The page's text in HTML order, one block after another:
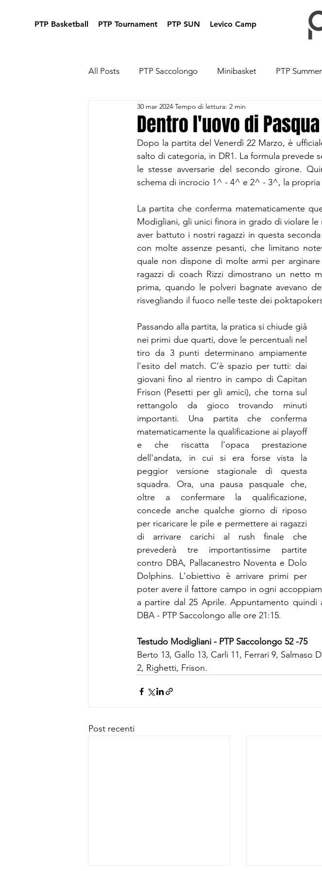
PTP Basketball PTP Tournament PTP SUN Levico Camp
All Posts PTP Saccolongo Minibasket PTP Summer
Dentro l'uovo di
30 mar 2024 Tempo di lettura: 2 min
Dopo la partita del Venerdì 22 Marzo, è
salto di categoria, in DR1. La formula prevede
le stesse avversarie del secondo girone.
schema di incrocio 1^ - 4^ e 2^ - 3^, la propria
La partita che conferma matematicamente
Modigliani, gli unici finora in grado di violare
aver battuto i nostri ragazzi in questa
con molte assenze pesanti, che limitano
quale non dispone di molte armi per
ragazzi di coach Rizzi dimostrano un netto
prima, quando le polveri bagnate avevano
risvegliando il fuoco nelle teste dei
Passando alla partita, la pratica si chiude già
nei primi due quarti, dove le percentuali nel
tiro da 3 punti determinano ampiamente
l'esito del match. C'è spazio per tutti: dai
giovani fino al rientro in campo di Capitan
Frison (Pesetti per gli amici), che torna sul
rettangolo da gioco trovando minuti
importanti. Una partita che conferma
matematicamente la qualificazione ai playoff
e che riscatta l'opaca prestazione
dell'andata, in cui si era forse vista la
peggior versione stagionale di questa
squadra. Ora, una pausa pasquale che,
oltre a confermare la qualificazione,
concede anche qualche giorno di riposo
per ricaricare le pile e permettere ai ragazzi
di arrivare carichi al rush finale che
prevederà tre importantissime partite
contro DBA, Pallacanestro Noventa e Dolo
Dolphins. L'obiettivo è arrivare primi per
poter avere il fattore campo in ogni
a partire dal 25 Aprile. Appuntamento
DBA - PTP Saccolongo alle ore 21:15.
Testudo Modigliani - PTP Saccolongo 52 -75
Berto 13, Gallo 13, Carli 11, Ferrari 9, Salmaso
2, Righetti, Frison.
Post recenti